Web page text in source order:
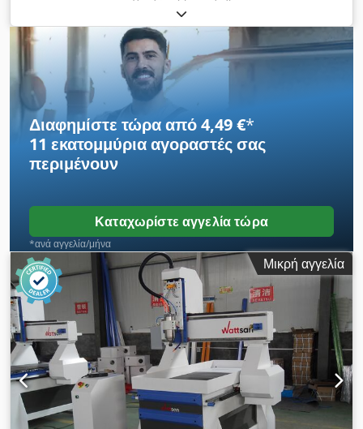
μεταχειρισμένο, με φυσιολογικά ίχνη χρήσης, 100%
λειτουργικό, παραδίδεται όπως στις φωτογραφίες. Dkedpfxjx
Erbks Anpjr
Διαφημίστε τώρα από 4,49 €*
11 εκατομμύρια αγοραστέςσας
περιμένουν
Καταχωρίστε αγγελία τώρα
*ανά αγγελία/μήνα
Μικρή αγγελία